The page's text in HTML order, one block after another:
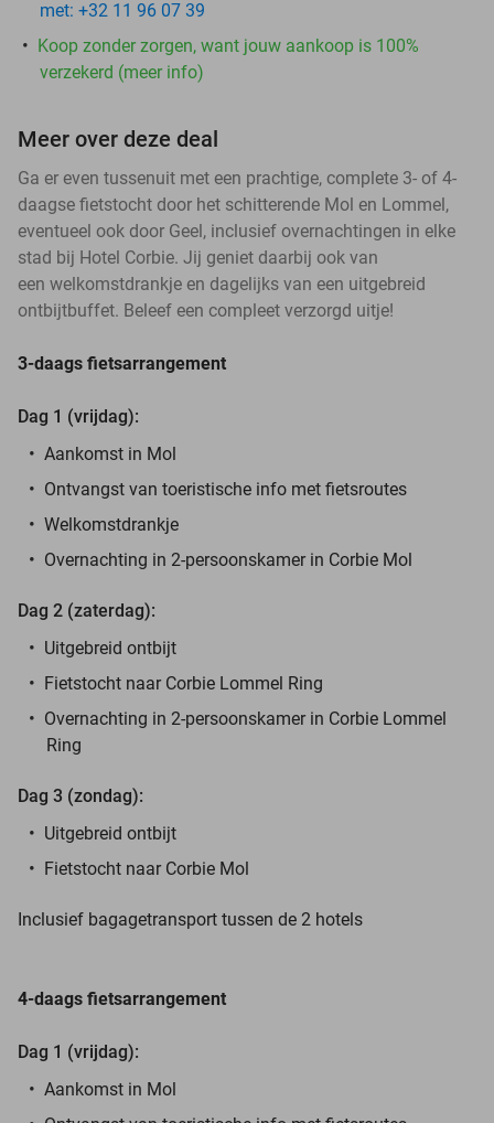
met: +32 11 96 07 39
Koop zonder zorgen, want jouw aankoop is 100%
verzekerd (meer info)
Meer over deze deal
Ga er even tussenuit met een prachtige, complete 3- of 4-
daagse fietstocht door het schitterende Mol en Lommel,
eventueel ook door Geel, inclusief overnachtingen in elke
stad bij Hotel Corbie. Jij geniet daarbij ook van
een welkomstdrankje en dagelijks van een uitgebreid
ontbijtbuffet. Beleef een compleet verzorgd uitje!
3-daags fietsarrangement
Dag 1 (vrijdag):
Aankomst in Mol
Ontvangst van toeristische info met fietsroutes
Welkomstdrankje
Overnachting in 2-persoonskamer in Corbie Mol
Dag 2 (zaterdag):
Uitgebreid ontbijt
Fietstocht naar Corbie Lommel Ring
Overnachting in 2-persoonskamer in Corbie Lommel
Ring
Dag 3 (zondag):
Uitgebreid ontbijt
Fietstocht naar Corbie Mol
Inclusief bagagetransport tussen de 2 hotels
4-daags fietsarrangement
Dag 1 (vrijdag):
Aankomst in Mol